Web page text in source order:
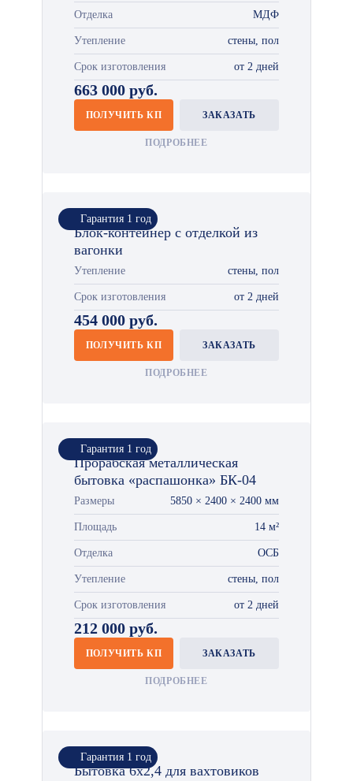
Отделка МДФ
Утепление стены, пол
Срок изготовления от 2 дней
663 000 руб.
ПОЛУЧИТЬ КП ЗАКАЗАТЬ
ПОДРОБНЕЕ
Гарантия 1 год
Блок-контейнер с отделкой из
вагонки
Утепление стены, пол
Срок изготовления от 2 дней
454 000 руб.
ПОЛУЧИТЬ КП ЗАКАЗАТЬ
ПОДРОБНЕЕ
Гарантия 1 год
Прорабская металлическая
бытовка «распашонка» БК-04
Размеры 5850 × 2400 × 2400 мм
Площадь 14 м²
Отделка ОСБ
Утепление стены, пол
Срок изготовления от 2 дней
212 000 руб.
ПОЛУЧИТЬ КП ЗАКАЗАТЬ
ПОДРОБНЕЕ
Гарантия 1 год
Бытовка 6х2,4 для вахтовиков